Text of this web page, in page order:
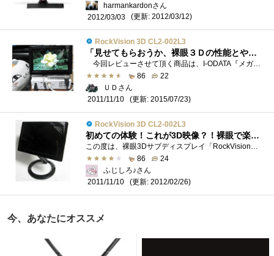
harmankardonさん
2012/03/03
(更新: 2012/03/12)
RockVision 3D CL2-002L3
「見せてもらおうか、裸眼３Ｄの性能とやらを」
今回レビューさせて頂く商品は、I-ODATA『メガネなしで3D映像が楽しめる！「RockVision3D」』です。RockVision3D(ロックビジョンスリーディー) は、わ...
86
22
ＵＤさん
2011/11/10
(更新: 2015/07/23)
RockVision 3D CL2-002L3
初めての体験！これが3D映像？！裸眼で楽しめる3Dディスプレイ、「RockVision 3D」がやってきた！
この度は、裸眼3Dサブディスプレイ「RockVision3D」のレビュアーに選出いただき、zigsow様及び株式会社アイ・オー・データ機器様、関係各社様、並び...
86
24
ふじしろ♪さん
2011/11/10
(更新: 2012/02/26)
今、あなたにオススメ